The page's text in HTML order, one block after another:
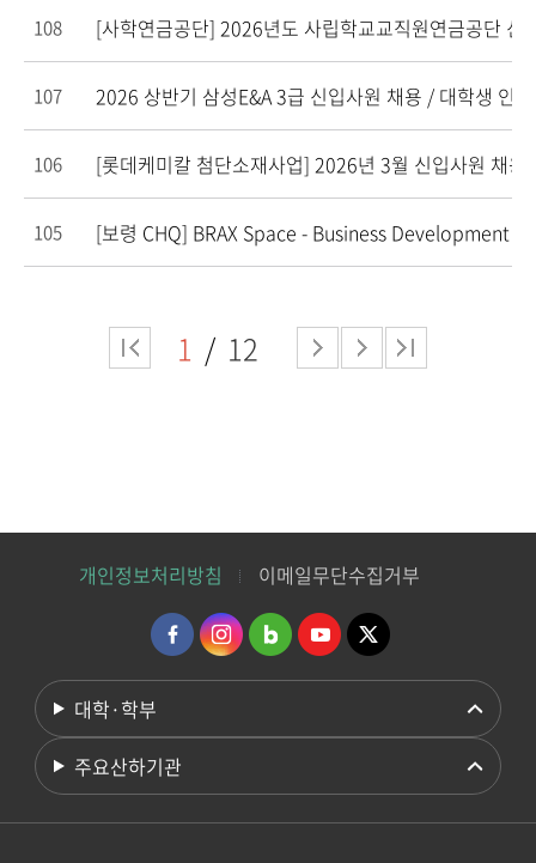
108 [사학연금공단] 2026년도 사립학교교직원연금공단
107 2026 상반기 삼성E&A 3급 신입사원 채용 / 대학생 인
106 [롯데케미칼 첨단소재사업] 2026년 3월 신입사원 채용
105 [보령 CHQ] BRAX Space - Business Development
1 12
개인정보처리방침 이메일무단수집거부
대학·학부
주요산하기관